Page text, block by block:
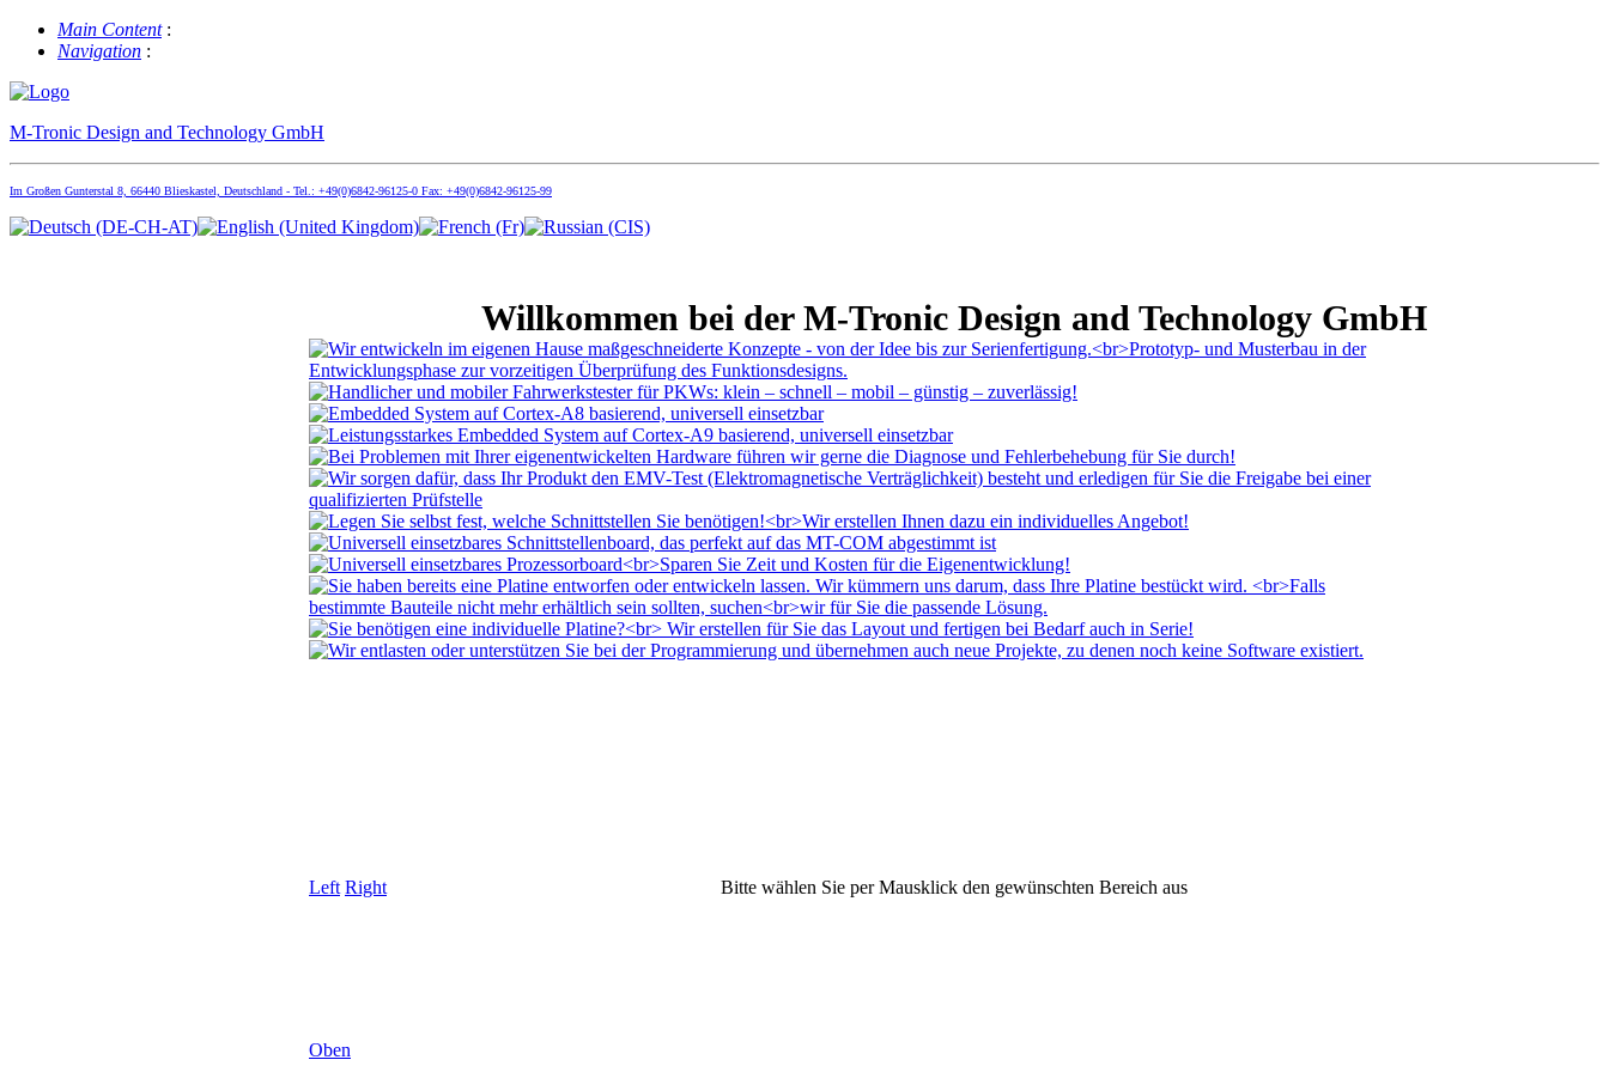
Main Content:
Navigation :
M-Tronic Design and Technology GmbH
Im Großen Gunterstal 8, 66440 Blieskastel, Deutschland - Tel.: +49(0)6842-96125-0 Fax: +49(0)6842-96125-99
Willkommen bei der M-Tronic Design and Technology GmbH
Left Right Bitte wählen Sie per Mausklick den gewünschten Bereich aus
Oben